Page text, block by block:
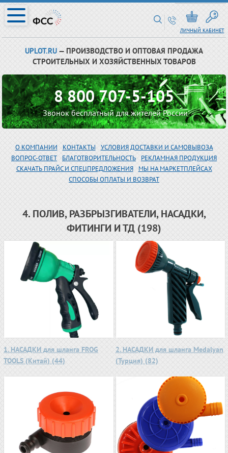
ЛИЧНЫЙ КАБИНЕТ
UPLOT.RU — ПРОИЗВОДСТВО И ОПТОВАЯ ПРОДАЖА
СТРОИТЕЛЬНЫХ И ХОЗЯЙСТВЕННЫХ ТОВАРОВ
8 800 707-5-105
Звонок бесплатный для жителей России
О КОМПАНИИ КОНТАКТЫ
УСЛОВИЯ ДОСТАВКИ И САМОВЫВОЗА
ВОПРОС-ОТВЕТ
БЛАГОТВОРИТЕЛЬНОСТЬ
РЕКЛАМНАЯ ПРОДУКЦИЯ
СКАЧАТЬ ПРАЙС И СПЕЦПРЕДЛОЖЕНИЯ
МЫ НА МАРКЕТПЛЕЙСАХ
СПОСОБЫ ОПЛАТЫ И ВОЗВРАТ
4. ПОЛИВ, РАЗБРЫЗГИВАТЕЛИ, НАСАДКИ,
ФИТИНГИ И ТД (198)
1. НАСАДКИ для шланга FROG
TOOLS (Китай) (44)
2. НАСАДКИ для шланга Medalyan
(Турция) (82)